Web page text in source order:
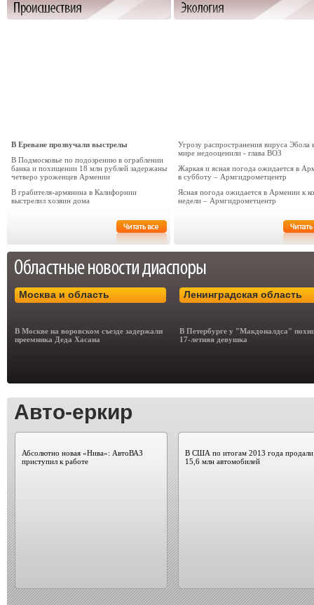
В Ереване прозвучали выстрелы
В Подмосковье по подозрению в ограблении
банка и похищении 18 млн рублей задержаны
четверо уроженцев Армении
В грабителя-армянина в Калифорнии
выстрелил хозяин дома
Угрозу распространения вируса Эбола
мире недооценили - глава ВОЗ
Жаркая и ясная погода ожидается в
в субботу – Армгидрометцентр
Ясная погода ожидается в Армении к
недели – Армгидрометцентр
Москва и область
В Москве на воровском съезде задержали
преемника Деда Хасана
Ленинградская область
В Петербурге у "Макдоналдса"
17-летняя девушка
Авто-еркир
Абсолютно новая «Нива»: АвтоВАЗ
приступил к работе
В США по итогам 2013 года продали
15,6 млн автомобилей